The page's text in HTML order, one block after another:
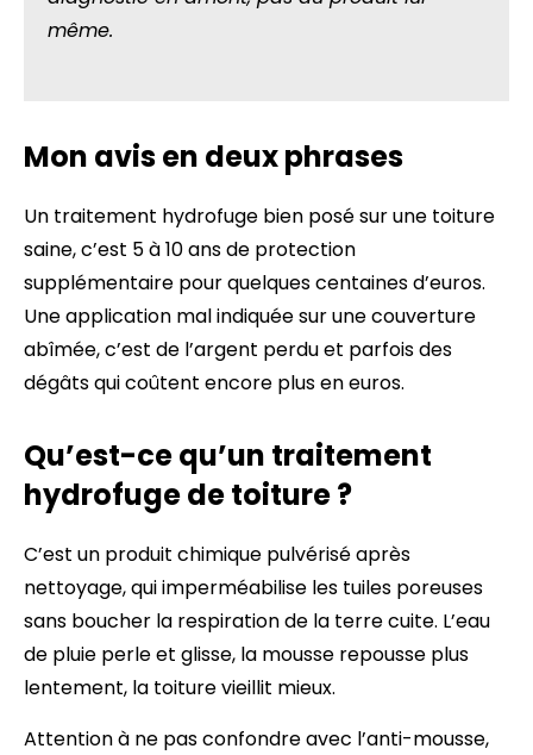
même.
Mon avis en deux phrases
Un traitement hydrofuge bien posé sur une toiture
saine, c’est 5 à 10 ans de protection
supplémentaire pour quelques centaines d’euros.
Une application mal indiquée sur une couverture
abîmée, c’est de l’argent perdu et parfois des
dégâts qui coûtent encore plus en euros.
Qu’est-ce qu’un traitement
hydrofuge de toiture ?
C’est un produit chimique pulvérisé après
nettoyage, qui imperméabilise les tuiles poreuses
sans boucher la respiration de la terre cuite. L’eau
de pluie perle et glisse, la mousse repousse plus
lentement, la toiture vieillit mieux.
Attention à ne pas confondre avec l’anti-mousse,